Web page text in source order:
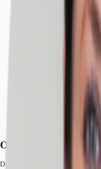
Lage und Verkehrsanbindung
Objekt
Die geplante Liegenschaft mit ca.